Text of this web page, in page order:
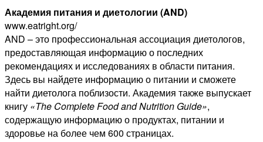
Академия питания и диетологии (AND)
www.eatright.org/
AND – это профессиональная ассоциация диетологов,
предоставляющая информацию о последних
рекомендациях и исследованиях в области питания.
Здесь вы найдете информацию о питании и сможете
найти диетолога поблизости. Академия также выпускает
книгу «The Complete Food and Nutrition Guide»,
содержащую информацию о продуктах, питании и
здоровье на более чем 600 страницах.